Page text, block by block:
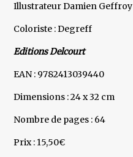
Illustrateur Damien Geffroy
Coloriste : Degreff
Editions Delcourt
EAN : 9782413039440
Dimensions : 24 x 32 cm
Nombre de pages : 64
Prix : 15,50€